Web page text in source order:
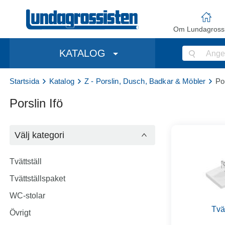
Om
KATALOG
Startsida Katalog Z - Porslin, Dusch, Badkar & Möbler
Porslin Ifö
Välj kategori
Tvättställ
Tvättställspaket
WC-stolar
Övrigt